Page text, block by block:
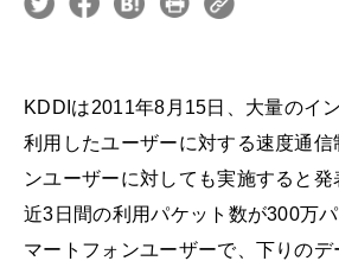
KDDIは2011年8月15日、大量のイ
利用したユーザーに対する速度通信
ンユーザーに対しても実施すると
近3日間の利用パケット数が300万
マートフォンユーザーで、下りの